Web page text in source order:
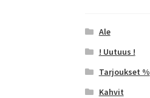
Ale
! Uutuus !
Tarjoukset %
Kahvit